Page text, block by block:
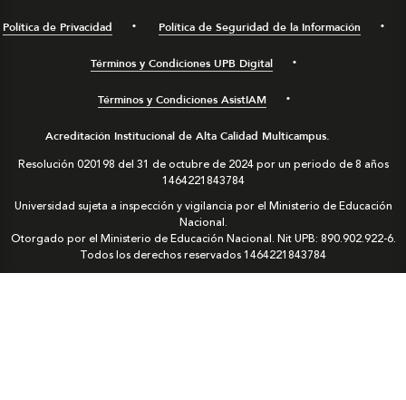
Política de Privacidad Política de Seguridad de la Información
Términos y Condiciones UPB Digital
Términos y Condiciones AsistIAM
Acreditación Institucional de Alta Calidad Multicampus.
Resolución 020198 del 31 de octubre de 2024 por un periodo de 8 años
1464221843784
Universidad sujeta a inspección y vigilancia por el Ministerio de Educación
Nacional.
Otorgado por el Ministerio de Educación Nacional. Nit UPB: 890.902.922-6.
Todos los derechos reservados1464221843784